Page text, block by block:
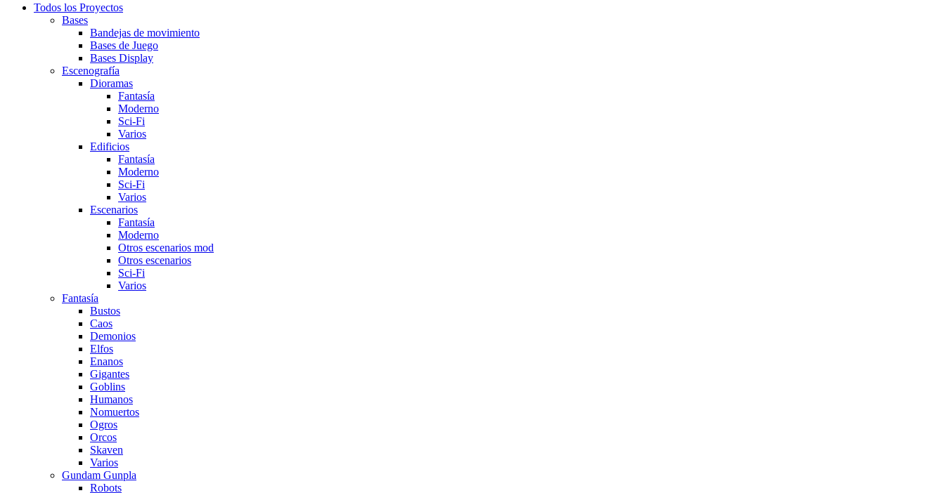
Todos los Proyectos
Bases
Bandejas de movimiento
Bases de Juego
Bases Display
Escenografía
Dioramas
Fantasía
Moderno
Sci-Fi
Varios
Edificios
Fantasí­a
Moderno
Sci-Fi
Varios
Escenarios
Fantasía
Moderno
Otros escenarios mod
Otros escenarios
Sci-Fi
Varios
Fantasí­a
Bustos
Caos
Demonios
Elfos
Enanos
Gigantes
Goblins
Humanos
Nomuertos
Ogros
Orcos
Skaven
Varios
Gundam Gunpla
Robots